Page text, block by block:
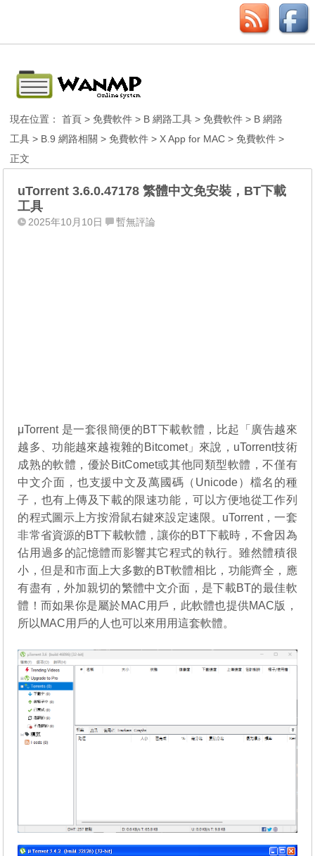
現在位置：首頁 >免費軟件 > B 網路工具 >免費軟件 > B 網路
工具 > B.9 網路相關 >免費軟件 > X App for MAC >免費軟件 >
正文
uTorrent 3.6.0.47178 繁體中文免安裝，BT下載
工具
2025年10月10日 暫無評論
μTorrent 是一套很簡便的BT下載軟體，比起「廣告越來
越多、功能越來越複雜的Bitcomet」來說，uTorrent技術
成熟的軟體，優於BitComet或其他同類型軟體，不僅有
中文介面，也支援中文及萬國碼（Unicode）檔名的種
子，也有上傳及下載的限速功能，可以方便地從工作列
的程式圖示上方按滑鼠右鍵來設定速限。uTorrent，一套
非常省資源的BT下載軟體，讓你的BT下載時，不會因為
佔用過多的記憶體而影響其它程式的執行。雖然體積很
小，但是和市面上大多數的BT軟體相比，功能齊全，應
有盡有，外加親切的繁體中文介面，是下載BT的最佳軟
體！而如果你是屬於MAC用戶，此軟體也提供MAC版，
所以MAC用戶的人也可以來用用這套軟體。